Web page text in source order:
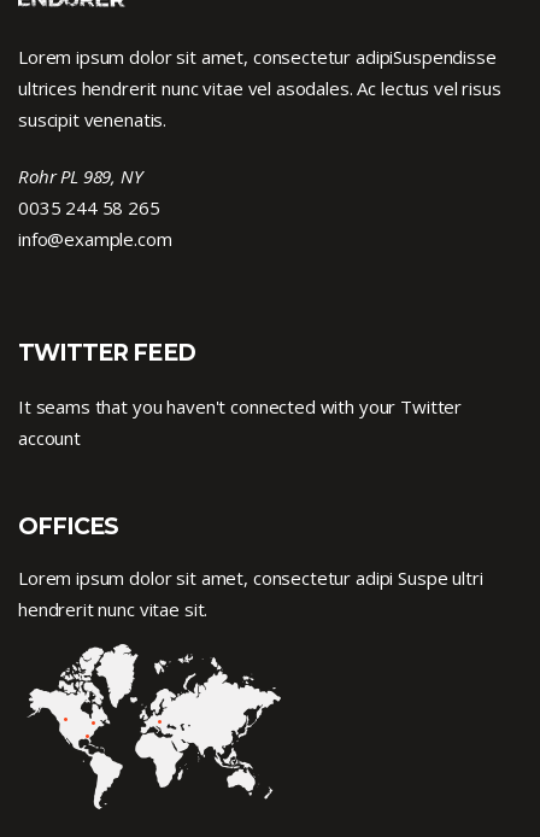
Lorem ipsum dolor sit amet, consectetur adipiSuspendisse
ultrices hendrerit nunc vitae vel asodales. Ac lectus vel risus
suscipit venenatis.
Rohr PL 989, NY
0035 244 58 265
info@example.com
TWITTER FEED
It seams that you haven't connected with your Twitter
account
OFFICES
Lorem ipsum dolor sit amet, consectetur adipi Suspe ultri
hendrerit nunc vitae sit.